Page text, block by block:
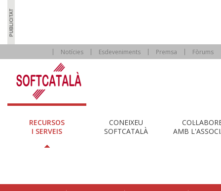
Notícies Esdeveniments Premsa Fòrums
RECURSOS
I SERVEIS
CONEIXEU
SOFTCATALÀ
AMB